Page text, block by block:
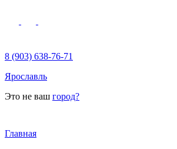
8 (903) 638-76-71
Ярославль
Это не ваш город?
Главная